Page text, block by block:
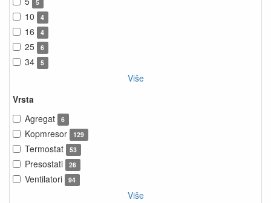
5
10 4
16 4
25 6
34 5
Više
Vrsta
Agregat
6
Kopmresor 129
Termostat 53
Presostati 26
Ventilatori 94
Više